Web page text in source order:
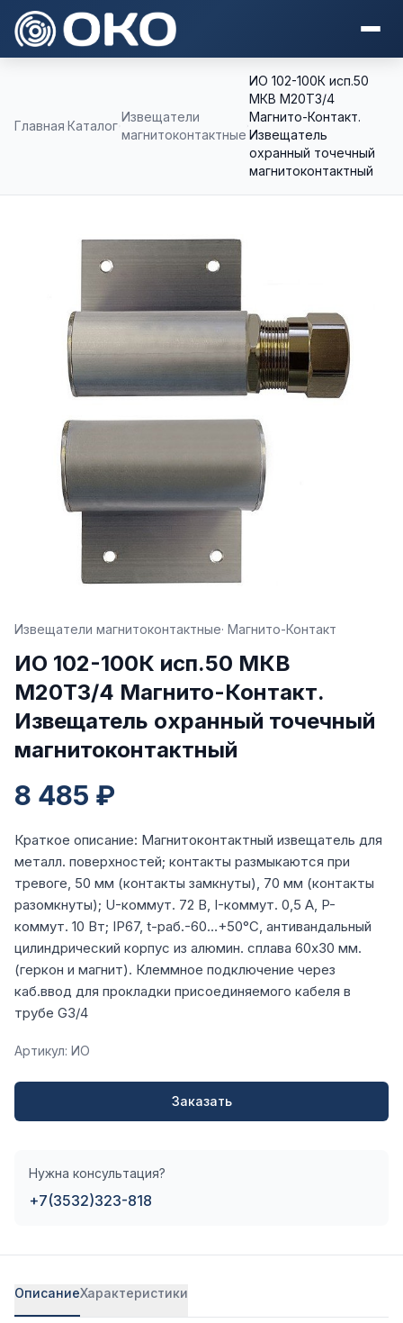
Главная Каталог
Извещатели
магнитоконтактные
ИО 102-100К исп.50
МКВ М20Т3/4
Магнито-Контакт.
Извещатель
охранный точечный
магнитоконтактный
Извещатели магнитоконтактные· Магнито-Контакт
ИО 102-100К исп.50 МКВ
М20Т3/4 Магнито-Контакт.
Извещатель охранный точечный
магнитоконтактный
8 485 ₽
Краткое описание: Магнитоконтактный извещатель для
металл. поверхностей; контакты размыкаются при
тревоге, 50 мм (контакты замкнуты), 70 мм (контакты
разомкнуты); U-коммут. 72 В, I-коммут. 0,5 А, P-
коммут. 10 Вт; IP67, t-раб.-60…+50°C, антивандальный
цилиндрический корпус из алюмин. сплава 60х30 мм.
(геркон и магнит). Клеммное подключение через
каб.ввод для прокладки присоединяемого кабеля в
трубе G3/4
Артикул: ИО
Заказать
Нужна консультация?
+7(3532)323-818
ОписаниеХарактеристики